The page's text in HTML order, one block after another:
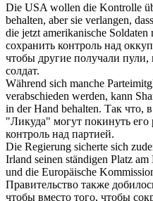
Die USA wollen die Kontrolle
behalten, aber sie verlangen,
die jetzt amerikanische Soldaten
сохранить контроль над
чтобы другие получали пули,
солдат.
Während sich manche
verabschieden werden, kann
in der Hand behalten. Так что,
"Ликуда" могут покинуть
контроль над партией.
Die Regierung sicherte sich
Irland seinen ständigen Platz
und die Europäische
Правительство также
чтобы вместо того, чтобы